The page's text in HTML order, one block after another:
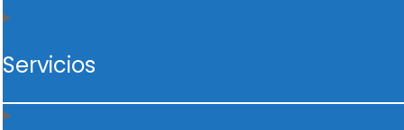
Servicios